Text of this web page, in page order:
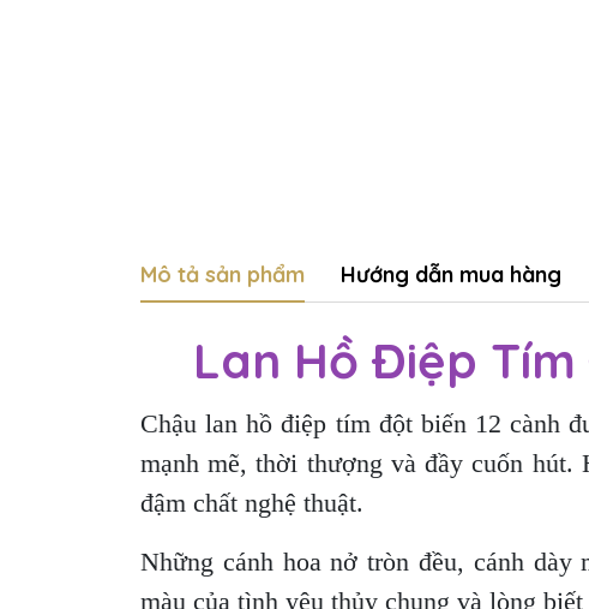
Mô tả sản phẩm Hướng dẫn mua hàng
Lan Hồ Điệp Tím
Chậu lan hồ điệp tím đột biến 12 cành
mạnh mẽ, thời thượng và đầy cuốn
đậm chất nghệ thuật.
Những cánh hoa nở tròn đều, cánh
màu của tình yêu thủy chung và lòng